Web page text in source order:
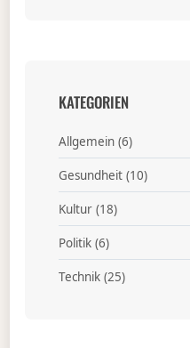
KATEGORIEN
Allgemein(6)
Gesundheit(10)
Kultur(18)
Politik(6)
Technik(25)